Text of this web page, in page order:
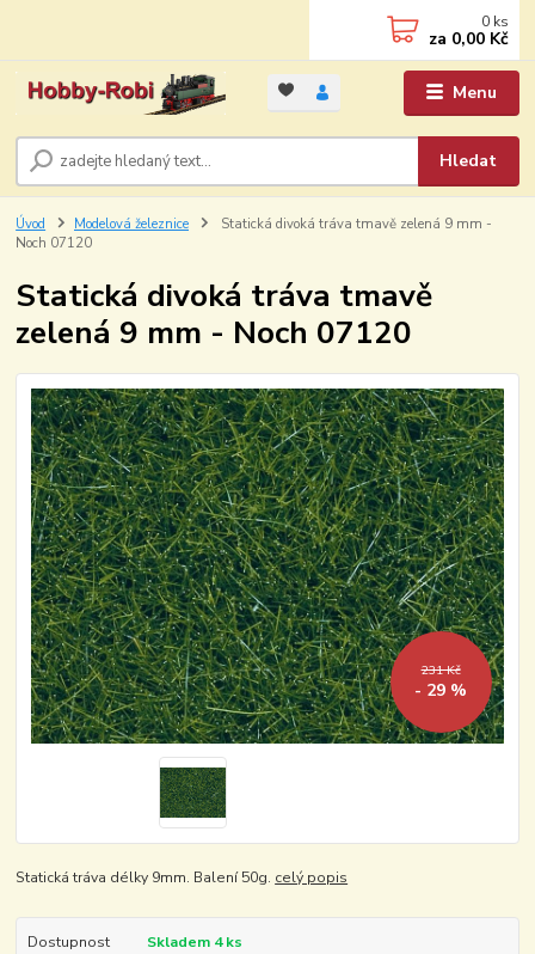
Menu
Hledat
0 ks
za 0,00 Kč
Úvod Modelová železnice
Statická divoká tráva tmavě zelená 9 mm -
Noch 07120
Statická divoká tráva tmavě
zelená 9 mm - Noch 07120
231 Kč
- 29 %
Statická tráva délky 9mm. Balení 50g. celý popis
Dostupnost
Skladem 4 ks